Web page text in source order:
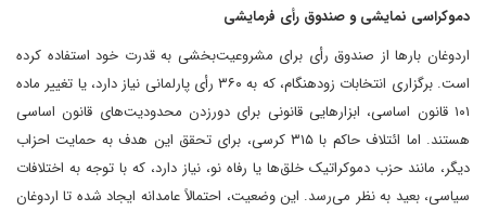
دموکراسی نمایشی و صندوق رأی فرمایشی
اردوغان بارها از صندوق رأی برای مشروعیت‌بخشی به قدرت خود استفاده کرده
است. برگزاری انتخابات زودهنگام، که به ۳۶۰ رأی پارلمانی نیاز دارد، یا تغییر ماده
۱۰۱ قانون اساسی، ابزارهایی قانونی برای دورزدن محدودیت‌های قانون اساسی
هستند. اما ائتلاف حاکم با ۳۱۵ کرسی، برای تحقق این هدف به حمایت احزاب
دیگر، مانند حزب دموکراتیک خلق‌ها یا رفاه نو، نیاز دارد، که با توجه به اختلافات
سیاسی، بعید به نظر می‌رسد. این وضعیت، احتمالاً عامدانه ایجاد شده تا اردوغان